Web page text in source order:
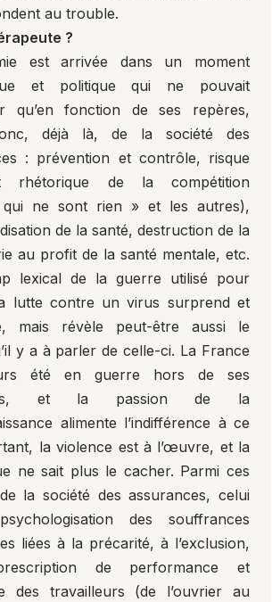
au trouble.
?
est arrivée dans un moment
et politique qui ne pouvait
qu’en fonction de ses repères,
déjà là, de la société des
: prévention et contrôle, risque
rhétorique de la compétition
ne sont rien » et les autres),
de la santé, destruction de la
au profit de la santé mentale, etc.
lexical de la guerre utilisé pour
lutte contre un virus surprend et
mais révèle peut-être aussi le
y a à parler de celle-ci. La France
été en guerre hors de ses
et la passion de la
alimente l’indifférence à ce
la violence est à l’œuvre, et la
ne sait plus le cacher. Parmi ces
la société des assurances, celui
des souffrances
liées à la précarité, à l’exclusion,
de performance et
des travailleurs (de l’ouvrier au